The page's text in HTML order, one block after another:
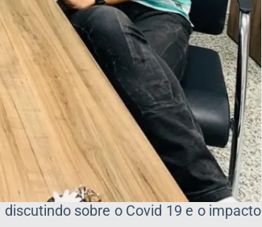
sobre o Covid 19 e o impacto